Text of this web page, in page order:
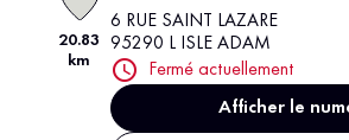
20.83
km
6 RUE SAINT LAZARE
95290 L ISLE ADAM
Fermé actuellement
Afficher le